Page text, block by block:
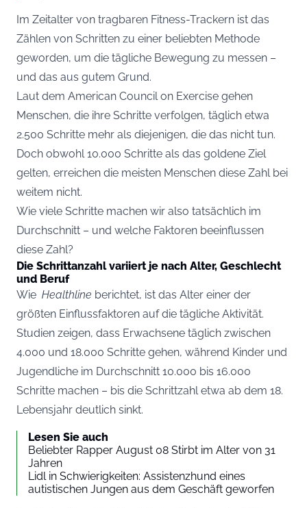
Im Zeitalter von tragbaren Fitness-Trackern ist das
Zählen von Schritten zu einer beliebten Methode
geworden, um die tägliche Bewegung zu messen –
und das aus gutem Grund.
Laut dem American Council on Exercise gehen
Menschen, die ihre Schritte verfolgen, täglich etwa
2.500 Schritte mehr als diejenigen, die das nicht tun.
Doch obwohl 10.000 Schritte als das goldene Ziel
gelten, erreichen die meisten Menschen diese Zahl bei
weitem nicht.
Wie viele Schritte machen wir also tatsächlich im
Durchschnitt – und welche Faktoren beeinflussen
diese Zahl?
Die Schrittanzahl variiert je nach Alter, Geschlecht
und Beruf
Wie Healthline berichtet, ist das Alter einer der
größten Einflussfaktoren auf die tägliche Aktivität.
Studien zeigen, dass Erwachsene täglich zwischen
4.000 und 18.000 Schritte gehen, während Kinder und
Jugendliche im Durchschnitt 10.000 bis 16.000
Schritte machen – bis die Schrittzahl etwa ab dem 18.
Lebensjahr deutlich sinkt.
Lesen Sie auch
Beliebter Rapper August 08 Stirbt im Alter von 31
Jahren
Lidl in Schwierigkeiten: Assistenzhund eines
autistischen Jungen aus dem Geschäft geworfen